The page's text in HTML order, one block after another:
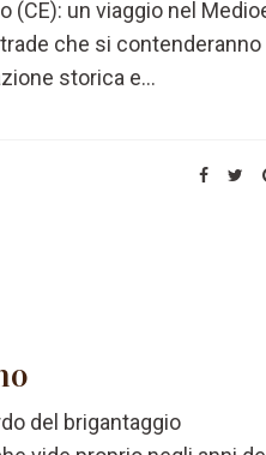
(CE): un viaggio nel
che si contenderanno
storica e...
del brigantaggio